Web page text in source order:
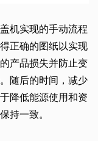
机实现的手动流程
正确的图纸以实现
产品损失并防止变
随后的时间，减少
降低能源使用和资
持一致。